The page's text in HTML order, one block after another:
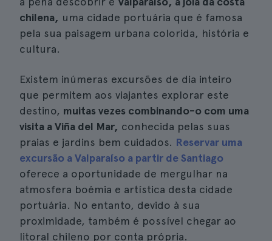
chilena, uma cidade portuária que é famosa
pela sua paisagem urbana colorida, história e
cultura.
Existem inúmeras excursões de dia inteiro
que permitem aos viajantes explorar este
destino, muitas vezes combinando-o com uma
visita a Viña del Mar, conhecida pelas suas
praias e jardins bem cuidados. Reservar uma
excursão a Valparaíso a partir de Santiago
oferece a oportunidade de mergulhar na
atmosfera boémia e artística desta cidade
portuária. No entanto, devido à sua
proximidade, também é possível chegar ao
litoral chileno por conta própria.